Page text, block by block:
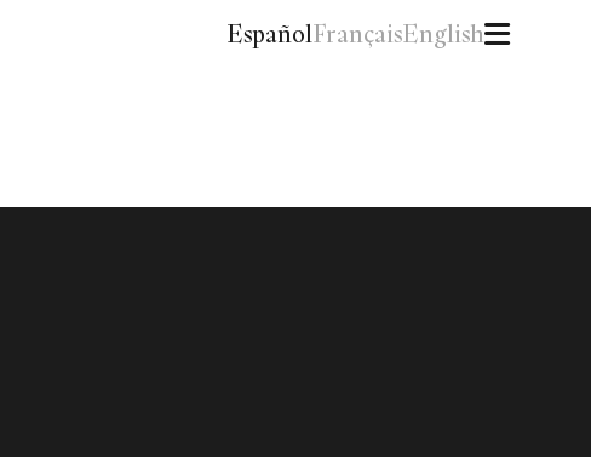
EspañolFrançaisEnglish